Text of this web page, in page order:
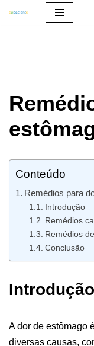
Conteúdo
Remédios para
Introdução
Remédios
Remédios
Conclusão
Introdução
A dor de estômago
diversas causas,